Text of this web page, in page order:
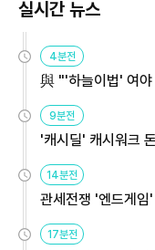
실시간 뉴스
4분전
與 "'하늘이법' 여
9분전
'캐시딜' 캐시워크
14분전
관세전쟁 '엔드게
17분전